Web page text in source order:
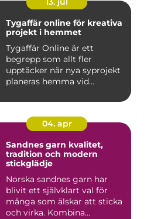
Tygaffär online för kreativa
projekt i hemmet
Tygaffär Online är ett
begrepp som allt fler
upptäcker när nya syprojekt
planeras hemma vid
04. apr
Sandnes garn kvalitet,
tradition och modern
stickglädje
Norska sandnes garn har
blivit ett självklart val för
många som älskar att sticka
och virka. Kombina...